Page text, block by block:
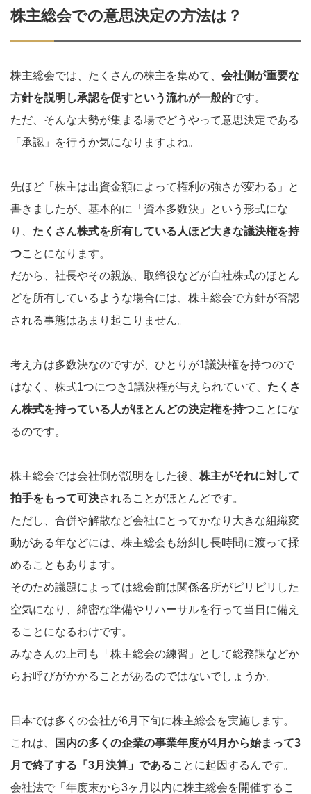
株主総会での意思決定の方法は？
株主総会では、たくさんの株主を集めて、 会社側が重要な
方針を説明し承認を促すという流れが一般的です。
ただ、そんな大勢が集まる場でどうやって意思決定である
「承認」を行うか気になりますよね。
先ほど「株主は出資金額によって権利の強さが変わる」と
書きましたが、基本的に「資本多数決」という形式にな
り、 たくさん株式を所有している人ほど大きな議決権を持
つことになります。
だから、社長やその親族、取締役などが自社株式のほとん
どを所有しているような場合には、株主総会で方針が否認
される事態はあまり起こりません。
考え方は多数決なのですが、ひとりが1議決権を持つので
はなく、株式1つにつき1議決権が与えられていて、 たくさ
ん株式を持っている人がほとんどの決定権を持つことにな
るのです。
株主総会では会社側が説明をした後、 株主がそれに対して
拍手をもって可決されることがほとんどです。
ただし、合併や解散など会社にとってかなり大きな組織変
動がある年などには、株主総会も紛糾し長時間に渡って揉
めることもあります。
そのため議題によっては総会前は関係各所がピリピリした
空気になり、綿密な準備やリハーサルを行って当日に備え
ることになるわけです。
みなさんの上司も「株主総会の練習」として総務課などか
らお呼びがかかることがあるのではないでしょうか。
日本では多くの会社が6月下旬に株主総会を実施します。
これは、
国内の多くの企業の事業年度が4月から始まって3
月で終了する「3月決算」であることに起因するんです。
会社法で「年度末から3ヶ月以内に株主総会を開催するこ